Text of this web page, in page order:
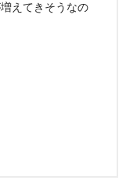
えてきそうなの